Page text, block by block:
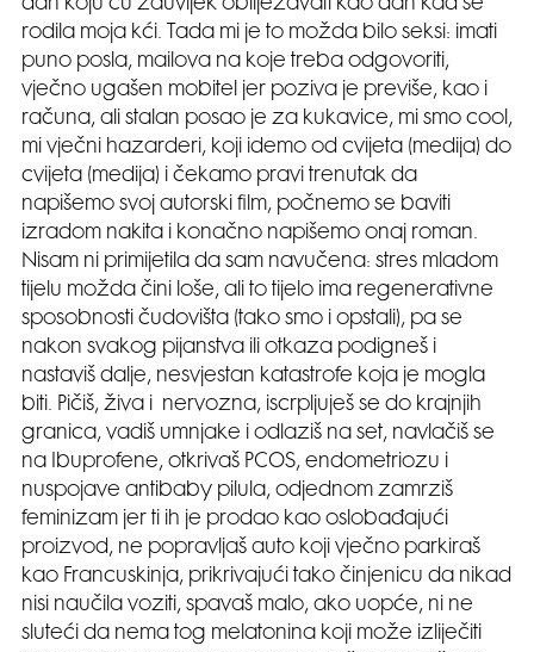
dan koju ću zauvijek obilježavati kao dan kad se
rodila moja kći. Tada mi je to možda bilo seksi: imati
puno posla, mailova na koje treba odgovoriti,
vječno ugašen mobitel jer poziva je previše, kao i
računa, ali stalan posao je za kukavice, mi smo cool,
mi vječni hazarderi, koji idemo od cvijeta (medija) do
cvijeta (medija) i čekamo pravi trenutak da
napišemo svoj autorski film, počnemo se baviti
izradom nakita i konačno napišemo onaj roman.
Nisam ni primijetila da sam navučena: stres mladom
tijelu možda čini loše, ali to tijelo ima regenerativne
sposobnosti čudovišta (tako smo i opstali), pa se
nakon svakog pijanstva ili otkaza podigneš i
nastaviš dalje, nesvjestan katastrofe koja je mogla
biti. Pičiš, živa i nervozna, iscrpljuješ se do krajnjih
granica, vadiš umnjake i odlaziš na set, navlačiš se
na Ibuprofene, otkrivaš PCOS, endometriozu i
nuspojave antibaby pilula, odjednom zamrziš
feminizam jer ti ih je prodao kao oslobađajući
proizvod, ne popravljaš auto koji vječno parkiraš
kao Francuskinja, prikrivajući tako činjenicu da nikad
nisi naučila voziti, spavaš malo, ako uopće, ni ne
sluteći da nema tog melatonina koji može izliječiti